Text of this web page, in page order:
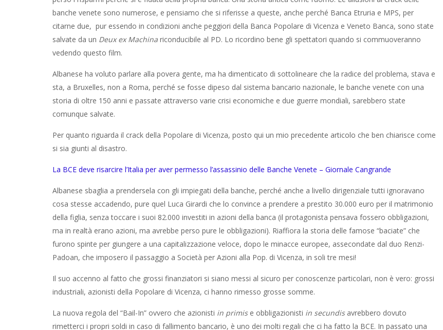
banche venete sono numerose, e pensiamo che si riferisse a queste, anche perché Banca Etruria e MPS, per
citarne due, pur essendo in condizioni anche peggiori della Banca Popolare di Vicenza e Veneto Banca, sono state
salvate da un Deux ex Machina riconducibile al PD. Lo ricordino bene gli spettatori quando si commuoveranno
vedendo questo film.
Albanese ha voluto parlare alla povera gente, ma ha dimenticato di sottolineare che la radice del problema, stava e
sta, a Bruxelles, non a Roma, perché se fosse dipeso dal sistema bancario nazionale, le banche venete con una
storia di oltre 150 anni e passate attraverso varie crisi economiche e due guerre mondiali, sarebbero state
comunque salvate.
Per quanto riguarda il crack della Popolare di Vicenza, posto qui un mio precedente articolo che ben chiarisce come
si sia giunti al disastro.
La BCE deve risarcire l’Italia per aver permesso l’assassinio delle Banche Venete – Giornale Cangrande
Albanese sbaglia a prendersela con gli impiegati della banche, perché anche a livello dirigenziale tutti ignoravano
cosa stesse accadendo, pure quel Luca Girardi che lo convince a prendere a prestito 30.000 euro per il matrimonio
della figlia, senza toccare i suoi 82.000 investiti in azioni della banca (il protagonista pensava fossero obbligazioni,
ma in realtà erano azioni, ma avrebbe perso pure le obbligazioni). Riaffiora la storia delle famose “baciate” che
furono spinte per giungere a una capitalizzazione veloce, dopo le minacce europee, assecondate dal duo Renzi-
Padoan, che imposero il passaggio a Società per Azioni alla Pop. di Vicenza, in soli tre mesi!
Il suo accenno al fatto che grossi finanziatori si siano messi al sicuro per conoscenze particolari, non è vero: grossi
industriali, azionisti della Popolare di Vicenza, ci hanno rimesso grosse somme.
La nuova regola del “Bail-In” ovvero che azionisti in primise obbligazionisti in secundisavrebbero dovuto
rimetterci i propri soldi in caso di fallimento bancario, è uno dei molti regali che ci ha fatto la BCE. In passato una